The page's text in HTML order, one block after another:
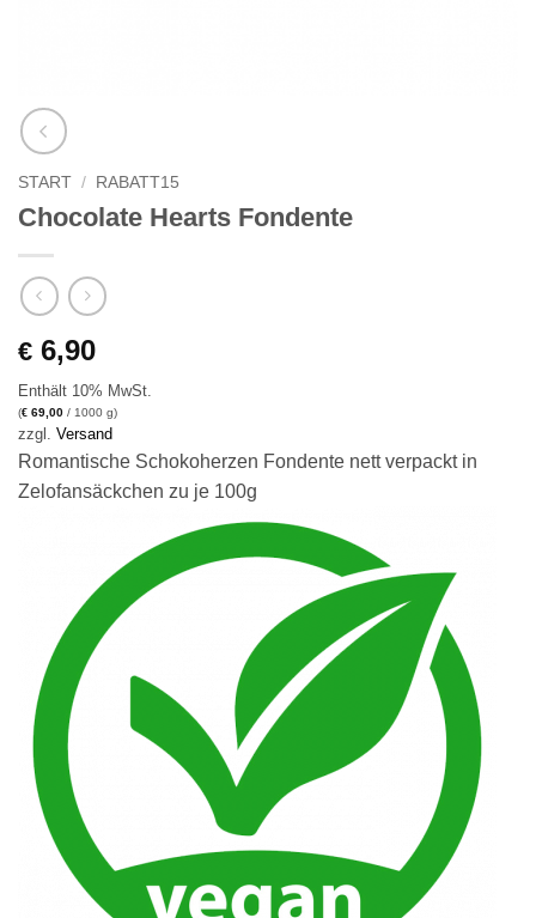
START / RABATT15
Chocolate Hearts Fondente
€ 6,90
Enthält 10% MwSt.
(€ 69,00 / 1000 g)
zzgl. Versand
Romantische Schokoherzen Fondente nett verpackt in
Zelofansäckchen zu je 100g